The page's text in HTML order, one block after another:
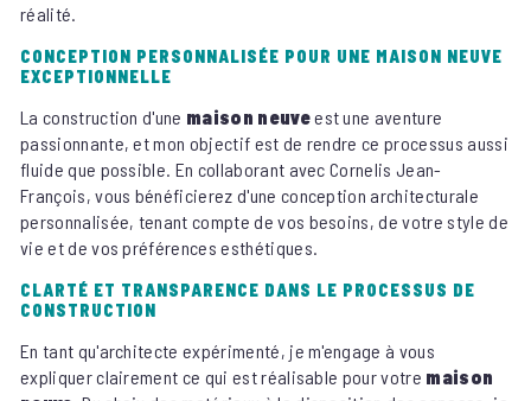
réalité.
CONCEPTION PERSONNALISÉE POUR UNE MAISON NEUVE
EXCEPTIONNELLE
La construction d'une maison neuveest une aventure
passionnante, et mon objectif est de rendre ce processus aussi
fluide que possible. En collaborant avec Cornelis Jean-
François, vous bénéficierez d'une conception architecturale
personnalisée, tenant compte de vos besoins, de votre style de
vie et de vos préférences esthétiques.
CLARTÉ ET TRANSPARENCE DANS LE PROCESSUS DE
CONSTRUCTION
En tant qu'architecte expérimenté, je m'engage à vous
expliquer clairement ce qui est réalisable pour votre maison